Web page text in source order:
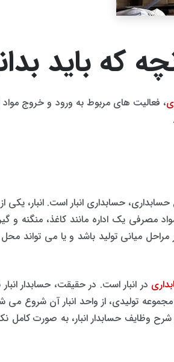
که باید
، فعالیت های مربوط به ورود و خروج مواد
حسابداری، حسابداری انبار است. انبار،
مصرفی یک اداره مانند کاغذ، منگنه و
میانی تولید باشد و یا می تواند
در انبار است. در حقیقت، حسابدار
تولیدی، از واحد انبار آن شروع
وظایف حسابدار انبار، به صورت کامل